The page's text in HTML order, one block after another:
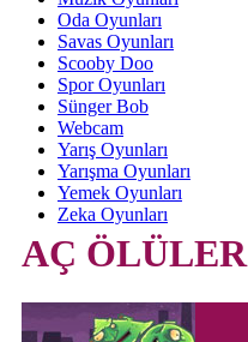
Oda Oyunları
Savas Oyunları
Scooby Doo
Spor Oyunları
Sünger Bob
Webcam
Yarış Oyunları
Yarışma Oyunları
Yemek Oyunları
Zeka Oyunları
AÇ ÖLÜLER